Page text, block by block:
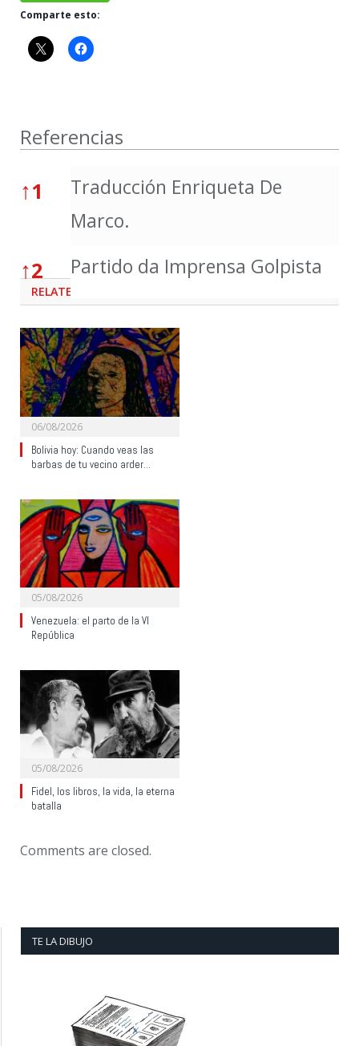
Comparte esto:
Referencias
↑1
Traducción Enriqueta De
Marco.
↑2 Partido da Imprensa Golpista
RELATED
06/08/2026
Bolivia hoy: Cuando veas las
barbas de tu vecino arder…
05/08/2026
Venezuela: el parto de la VI
República
05/08/2026
Fidel, los libros, la vida, la eterna
batalla
Comments are closed.
TE LA DIBUJO